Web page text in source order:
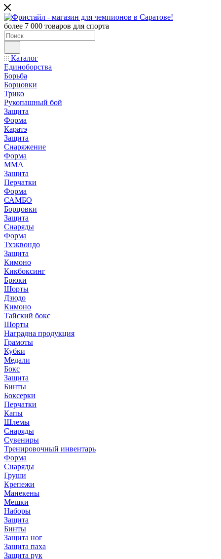
более 7 000 товаров для спорта
Каталог
Единоборства
Борьба
Борцовки
Трико
Рукопашный бой
Защита
Форма
Каратэ
Защита
Снаряжение
Форма
ММА
Защита
Перчатки
Форма
САМБО
Борцовки
Защита
Снаряды
Форма
Тхэквондо
Защита
Кимоно
Кикбоксинг
Брюки
Шорты
Дзюдо
Кимоно
Тайский бокс
Шорты
Наградна продукция
Грамоты
Кубки
Медали
Бокс
Защита
Бинты
Боксерки
Перчатки
Капы
Шлемы
Снаряды
Сувениры
Тренировочный инвентарь
Форма
Снаряды
Груши
Крепежи
Манекены
Мешки
Наборы
Защита
Бинты
Защита ног
Защита паха
Защита рук